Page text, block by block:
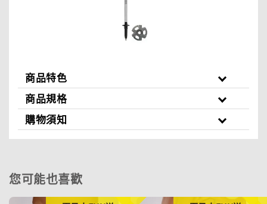
商品特色
商品規格
購物須知
您可能也喜歡